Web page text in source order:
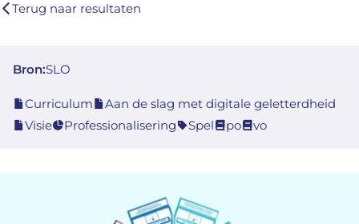
Terug naar resultaten
Bron:SLO
Curriculum
Aan de slag met digitale geletterdheid
Visie
Professionalisering Spel po vo